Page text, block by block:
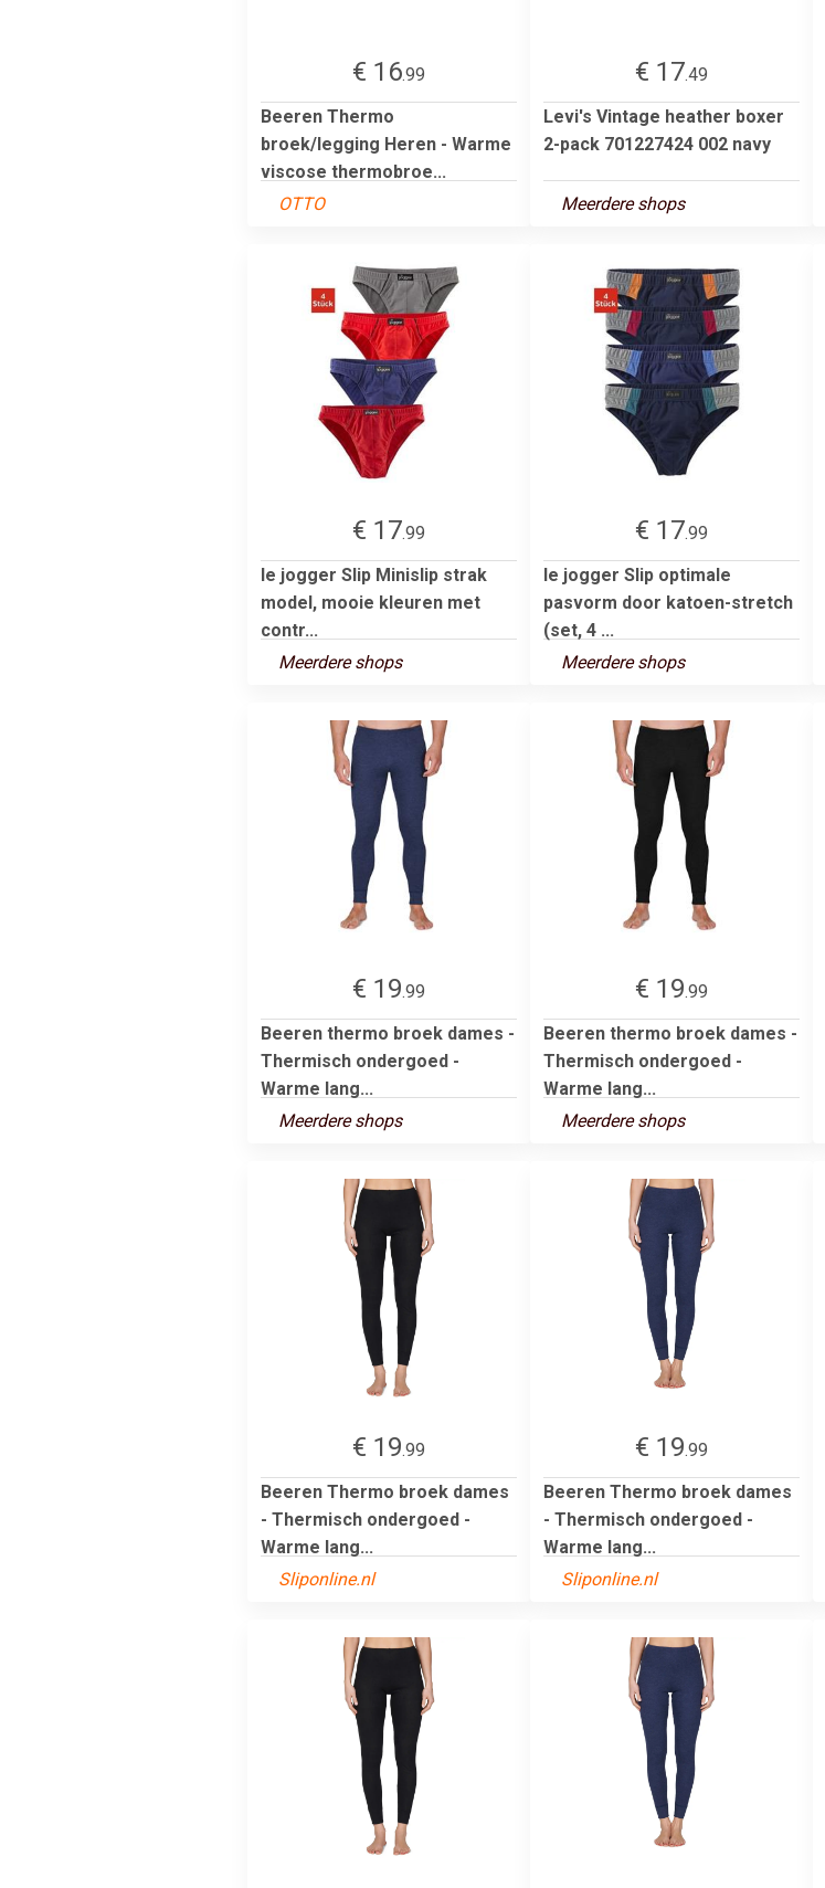
€ 16.99
Beeren Thermo
broek/legging Heren - Warme
viscose thermobroe...
OTTO
€ 17.49
Levi's Vintage heather boxer
2-pack 701227424 002 navy
Meerdere shops
€ 17.99
le jogger Slip Minislip strak
model, mooie kleuren met
contr...
Meerdere shops
€ 17.99
le jogger Slip optimale
pasvorm door katoen-stretch
(set, 4 ...
Meerdere shops
€ 19.99
Beeren thermo broek dames -
Thermisch ondergoed -
Warme lang...
Meerdere shops
€ 19.99
Beeren thermo broek dames -
Thermisch ondergoed -
Warme lang...
Meerdere shops
€ 19.99
Beeren Thermo broek dames
- Thermisch ondergoed -
Warme lang...
Sliponline.nl
€ 19.99
Beeren Thermo broek dames
- Thermisch ondergoed -
Warme lang...
Sliponline.nl